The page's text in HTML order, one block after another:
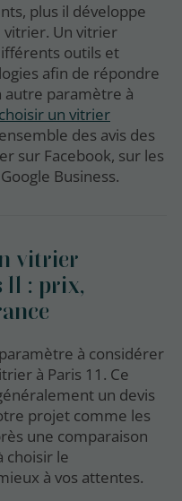
plus il développe
vitrier. Un vitrier
outils et
afin de répondre
autre paramètre à
choisir un vitrier
des avis des
sur Facebook, sur les
Business.
vitrier
: prix,
à considérer
à Paris 11. Ce
un devis
projet comme les
une comparaison
choisir le
à vos attentes.